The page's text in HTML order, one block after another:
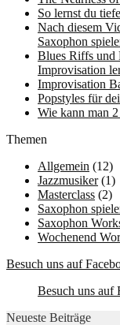
So lernst du
Nach diesem
Saxophon
Blues Riffs und
Improvisation
Improvisation
Popstyles für
Wie kann man
Themen
Allgemein (12)
Jazzmusiker(1)
Masterclass (2)
Saxophon
Saxophon
Wochenend
Besuch uns auf
Besuch uns auf
Neueste Beiträge